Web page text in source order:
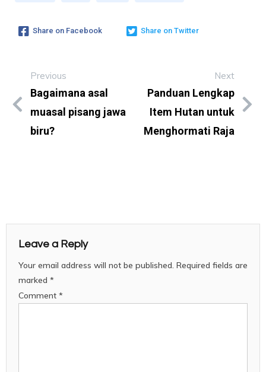
Share on Facebook Share on Twitter
Previous
Bagaimana asal
muasal pisang jawa
biru?
Next
Panduan Lengkap
Item Hutan untuk
Menghormati Raja
Leave a Reply
Your email address will not be published. Required fields are
marked *
Comment *